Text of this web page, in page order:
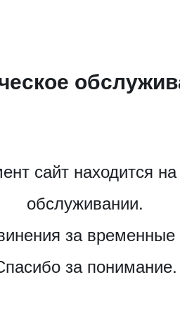
сайт находится на
обслуживании.
за временные
за понимание.